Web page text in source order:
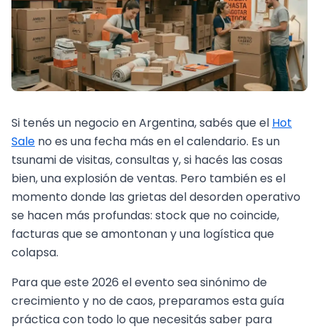
Si tenés un negocio en Argentina, sabés que el Hot
Sale no es una fecha más en el calendario. Es un
tsunami de visitas, consultas y, si hacés las cosas
bien, una explosión de ventas. Pero también es el
momento donde las grietas del desorden operativo
se hacen más profundas: stock que no coincide,
facturas que se amontonan y una logística que
colapsa.
Para que este 2026 el evento sea sinónimo de
crecimiento y no de caos, preparamos esta guía
práctica con todo lo que necesitás saber para